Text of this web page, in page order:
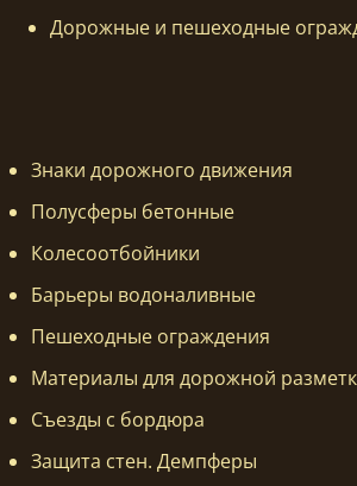
Дорожные и пешеходные
Знаки дорожного движения
Полусферы бетонные
Колесоотбойники
Барьеры водоналивные
Пешеходные ограждения
Материалы для дорожной
Съезды с бордюра
Защита стен. Демпферы